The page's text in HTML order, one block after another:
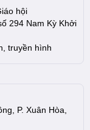
hội
294 Nam Kỳ Khởi
truyền hình
P. Xuân Hòa,